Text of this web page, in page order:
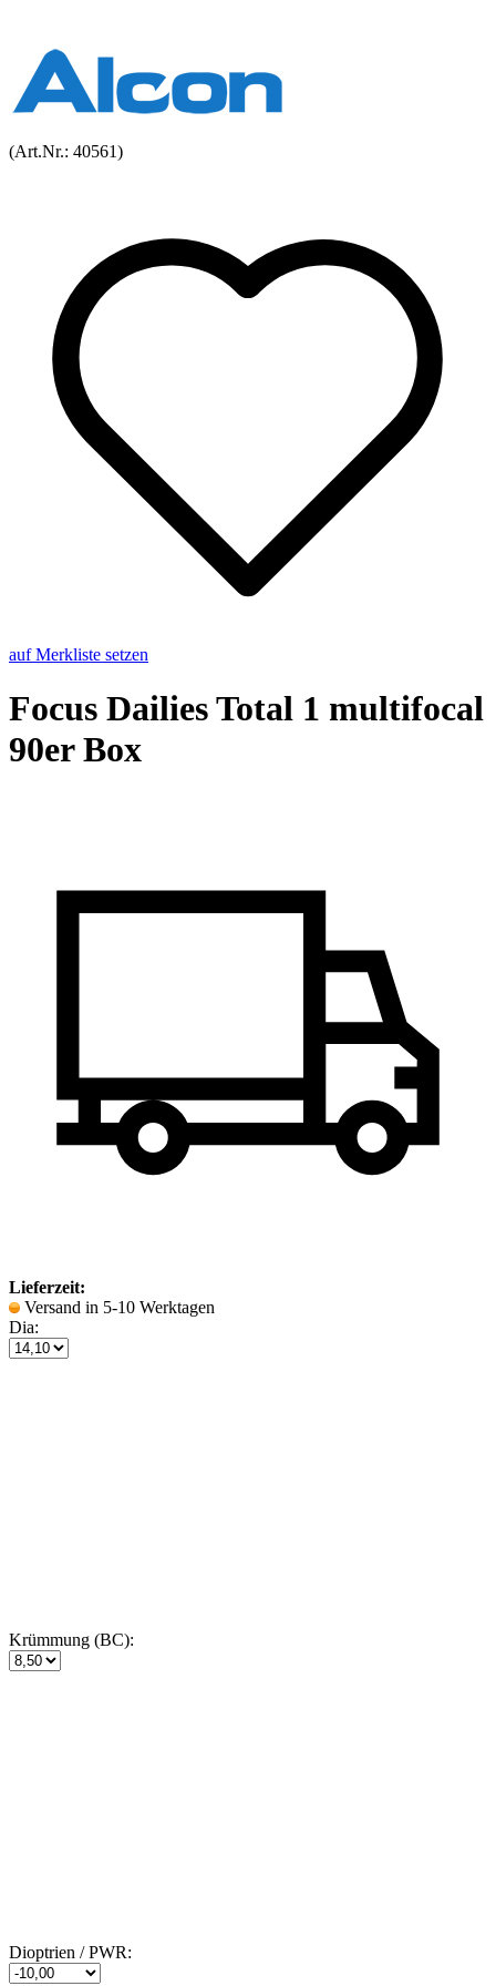
(Art.Nr.: 40561)
auf Merkliste setzen
Focus Dai­lies Total 1 mul­ti­fo­cal
90er Box
Lieferzeit:
Versand in 5-10 Werktagen
Dia:
Krümmung (BC):
Dioptrien / PWR: